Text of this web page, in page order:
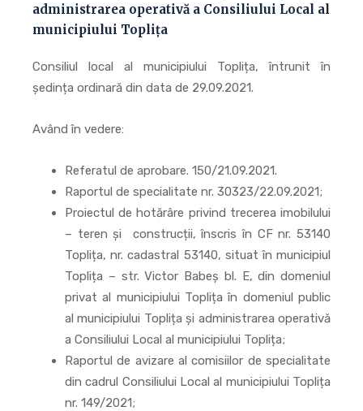
administrarea operativă a Consiliului Local al
municipiului Toplița
Consiliul local al municipiului Toplița, întrunit în
ședința ordinară din data de 29.09.2021.
Având în vedere:
Referatul de aprobare. 150/21.09.2021.
Raportul de specialitate nr. 30323/22.09.2021;
Proiectul de hotărâre privind trecerea imobilului
– teren și construcții, înscris în CF nr. 53140
Toplița, nr. cadastral 53140, situat în municipiul
Toplița – str. Victor Babeș bl. E, din domeniul
privat al municipiului Toplița în domeniul public
al municipiului Toplița și administrarea operativă
a Consiliului Local al municipiului Toplița;
Raportul de avizare al comisiilor de specialitate
din cadrul Consiliului Local al municipiului Toplița
nr. 149/2021;